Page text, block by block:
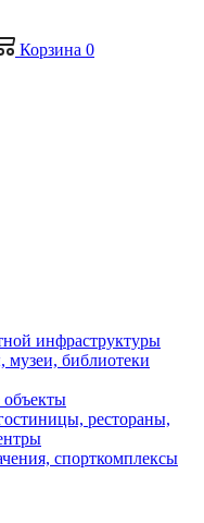
Корзина 0
инфраструктуры
музеи, библиотеки
рестораны,
спорткомплексы